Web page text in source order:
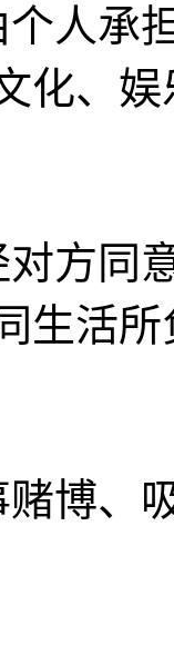
承担
化、
同意
生活
、吸